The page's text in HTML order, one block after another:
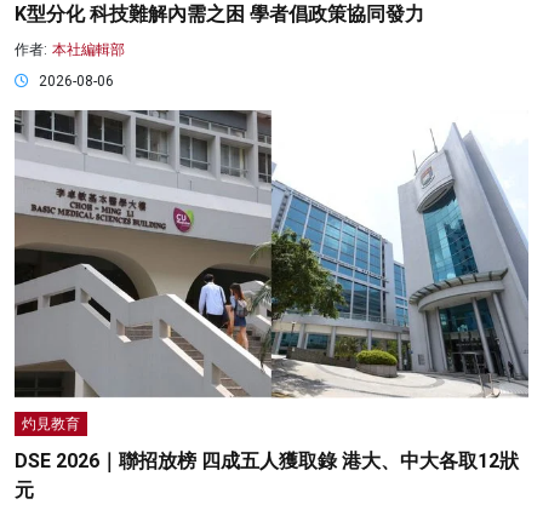
K型分化 科技難解內需之困 學者倡政策協同發力
作者: 本社編輯部
2026-08-06
灼見教育
DSE 2026｜聯招放榜 四成五人獲取錄 港大、中大各取12狀
元